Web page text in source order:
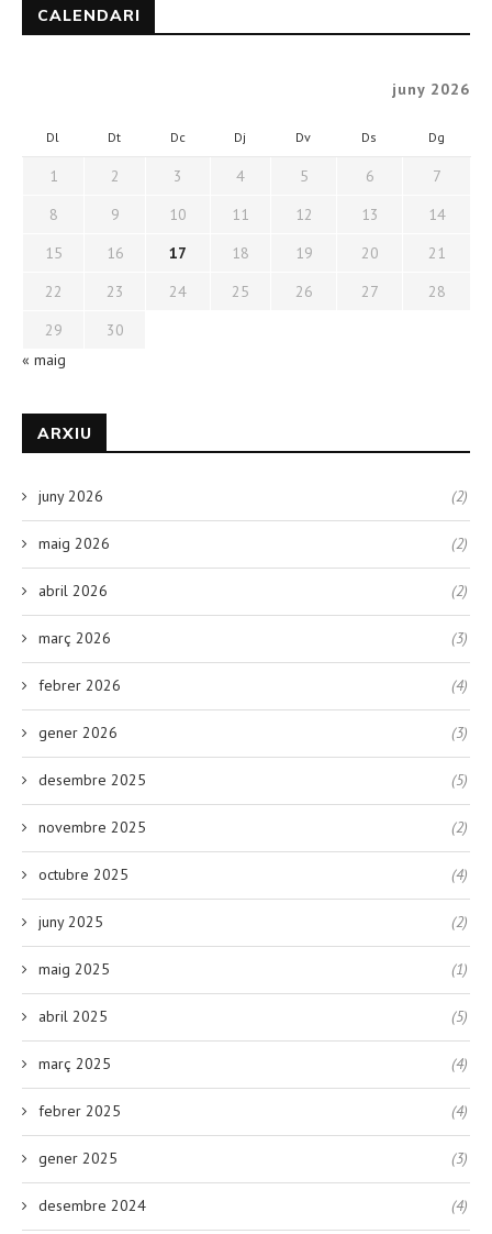
CALENDARI
juny 2026
Dl Dt Dc Dj Dv Ds Dg
1 2 3 4 5 6
7
8
9 10 11 12 13
14
15
16 17 18 19 20
21
22
23 24 25 26 27
28
29
30
« maig
ARXIU
juny 2026 (2)
maig 2026 (2)
abril 2026 (2)
març 2026 (3)
febrer 2026 (4)
gener 2026 (3)
desembre 2025 (5)
novembre 2025 (2)
octubre 2025 (4)
juny 2025 (2)
maig 2025 (1)
abril 2025 (5)
març 2025 (4)
febrer 2025 (4)
gener 2025 (3)
desembre 2024 (4)